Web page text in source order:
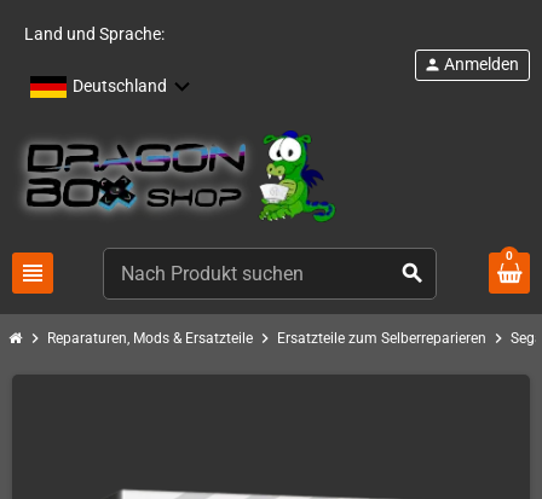
Land und Sprache:
Deutschland
view_headline search
person Anmelden
0
chevron_right Reparaturen, Mods & Ersatzteile chevron_right Ersatzteile zum Selberreparieren chevron_right